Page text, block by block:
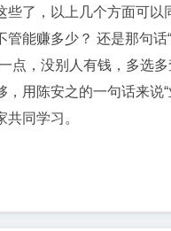
了，以上几个方面可以
能赚多少？ 还是那句
点，没别人有钱，多选
用陈安之的一句话来说
同学习。